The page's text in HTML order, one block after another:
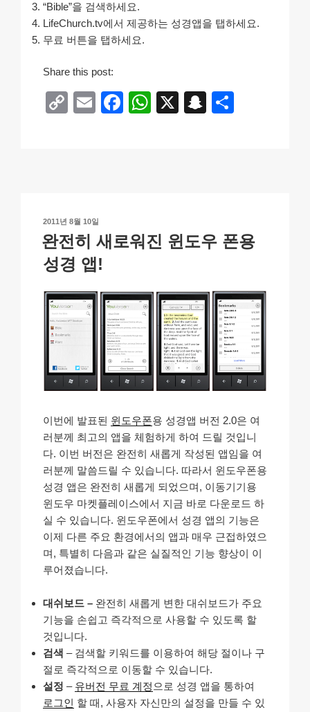
“Bible”을 검색하세요.
LifeChurch.tv에서 제공하는 성경앱을 탭하세요.
무료 버튼을 탭하세요.
Share this post:
C
n
k
E
F
o
W
p
X
S
at
작
성
일
자
2011년 8월 10일
완전히 새로워진 윈도우 폰용
성경 앱!
이번에 발표된 윈도우폰용 성경앱 버전 2.0은 여
러분께 최고의 앱을 체험하게 하여 드릴 것입니
다. 이번 버전은 완전히 새롭게 작성된 앱임을 여
러분께 말씀드릴 수 있습니다. 따라서 윈도우폰용
성경 앱은 완전히 새롭게 되었으며, 이동기기용
윈도우 마켓플레이스에서 지금 바로 다운로드 하
실 수 있습니다. 윈도우폰에서 성경 앱의 기능은
이제 다른 주요 환경에서의 앱과 매우 근접하였으
며, 특별히 다음과 같은 실질적인 기능 향상이 이
루어졌습니다.
대쉬보드 – 완전히 새롭게 변한 대쉬보드가 주요
기능을 손쉽고 즉각적으로 사용할 수 있도록 할
것입니다.
검색 – 검색할 키워드를 이용하여 해당 절이나 구
절로 즉각적으로 이동할 수 있습니다.
설정 – 유버전 무료 계정 으로 성경 앱을 통하여
로그인 할 때, 사용자 자신만의 설정을 만들 수 있